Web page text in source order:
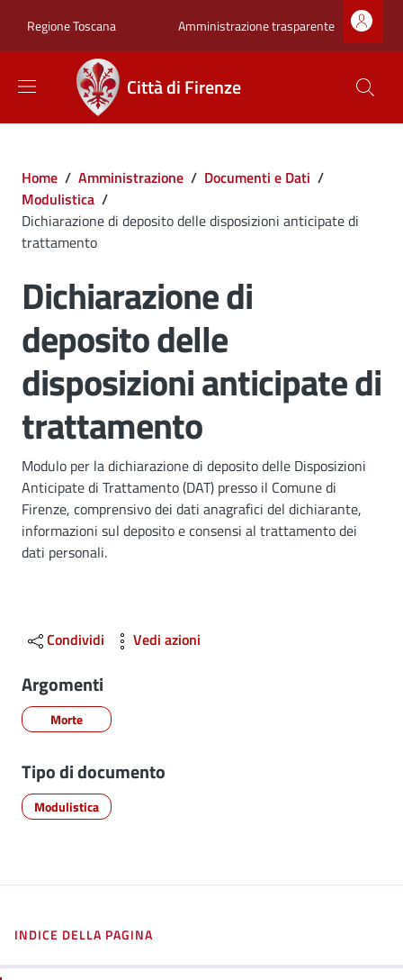
Regione Toscana Zona superiore
Amministrazione trasparente
Città di Firenze
Briciole di pane
Home / Amministrazione / Documenti e Dati /
Modulistica /
Dichiarazione di deposito delle disposizioni anticipate di
trattamento
Dichiarazione di
deposito delle
disposizioni anticipate di
trattamento
Dettagli
Modulo per la dichiarazione di deposito delle Disposizioni
Anticipate di Trattamento (DAT) presso il Comune di
Firenze, comprensivo dei dati anagrafici del dichiarante,
informazioni sul deposito e consensi al trattamento dei
dati personali.
Condividi Vedi azioni
Argomenti
Morte
Tipo di documento
Modulistica
INDICE DELLA PAGINA